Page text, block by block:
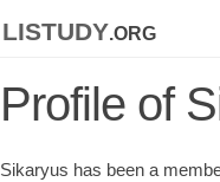
listudy.org
Profile of
Sikaryus has been a